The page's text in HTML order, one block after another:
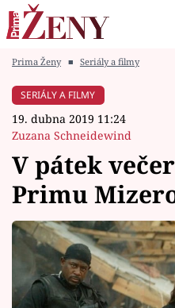
Módní alarm
Témata
Celebrity
Vztahy
Prima Ženy ■ Seriály a filmy
SERIÁLY A FILMY
19. dubna 2019 11:24
Zuzana Schneidewind
V pátek
Primu